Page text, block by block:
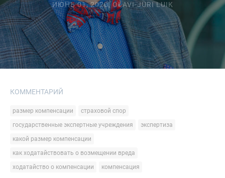
ИЮНЬ 01, 2020,OLAVI-JÜRI LUIK
КОММЕНТАРИЙ
размер компенсации
страховой спор
государственные экспертные учреждения
экспертиза
какой размер компенсации
как ходатайствовать о возмещении вреда
ходатайство о компенсации
компенсация